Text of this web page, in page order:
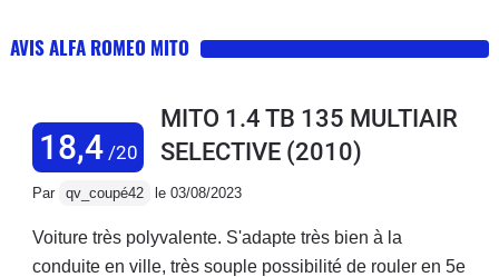
AVIS ALFA ROMEO MITO
18,4/20
MITO 1.4 TB 135 MULTIAIR
SELECTIVE (2010)
Par qv_coupé42 le 03/08/2023
Voiture très polyvalente. S'adapte très bien à la
conduite en ville, très souple possibilité de rouler en 5e